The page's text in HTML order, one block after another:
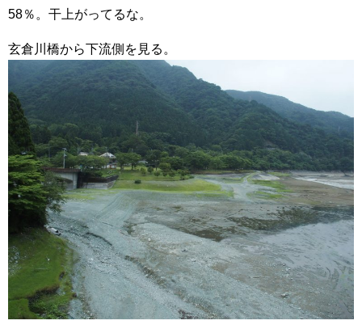
58％。干上がってるな。
玄倉川橋から下流側を見る。